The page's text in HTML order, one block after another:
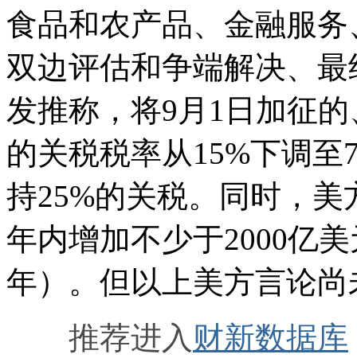
食品和农产品、金融服
双边评估和争端解决、
发推称，将9月1日加征
的关税税率从15%下调至
持25%的关税。同时，
年内增加不少于2000亿
年）。但以上美方言论
推荐进入 财新数据库